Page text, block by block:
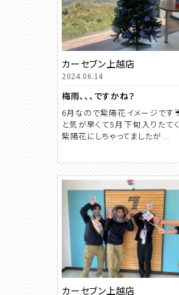
カーセブン上越店
2024.06.14
梅雨、、、ですかね？
6月なので紫陽花イメージです☔
と気が早くて5月下旬入りたて
紫陽花にしちゃってましたが ...
カーセブン上越店